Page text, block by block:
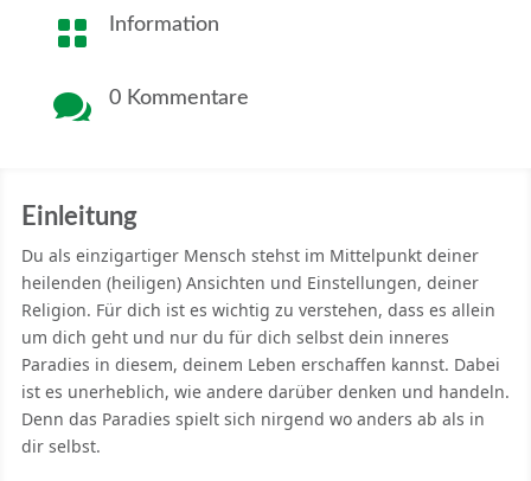
 Information
 0 Kommentare
Einleitung
Du als einzigartiger Mensch stehst im Mittelpunkt deiner
heilenden (heiligen) Ansichten und Einstellungen, deiner
Religion. Für dich ist es wichtig zu verstehen, dass es allein
um dich geht und nur du für dich selbst dein inneres
Paradies in diesem, deinem Leben erschaffen kannst. Dabei
ist es unerheblich, wie andere darüber denken und handeln.
Denn das Paradies spielt sich nirgend wo anders ab als in
dir selbst.